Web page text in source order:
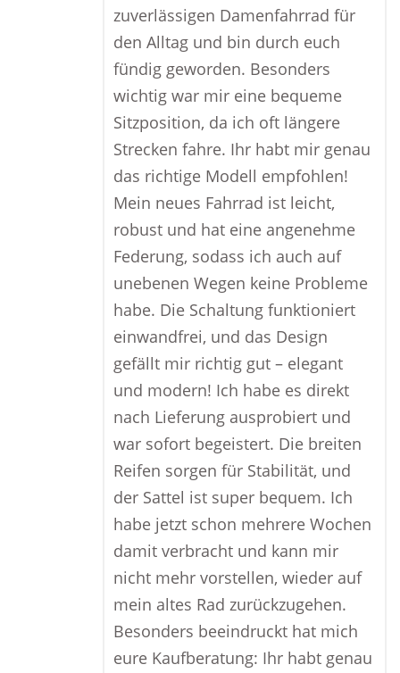
zuverlässigen Damenfahrrad für
den Alltag und bin durch euch
fündig geworden. Besonders
wichtig war mir eine bequeme
Sitzposition, da ich oft längere
Strecken fahre. Ihr habt mir genau
das richtige Modell empfohlen!
Mein neues Fahrrad ist leicht,
robust und hat eine angenehme
Federung, sodass ich auch auf
unebenen Wegen keine Probleme
habe. Die Schaltung funktioniert
einwandfrei, und das Design
gefällt mir richtig gut – elegant
und modern! Ich habe es direkt
nach Lieferung ausprobiert und
war sofort begeistert. Die breiten
Reifen sorgen für Stabilität, und
der Sattel ist super bequem. Ich
habe jetzt schon mehrere Wochen
damit verbracht und kann mir
nicht mehr vorstellen, wieder auf
mein altes Rad zurückzugehen.
Besonders beeindruckt hat mich
eure Kaufberatung: Ihr habt genau